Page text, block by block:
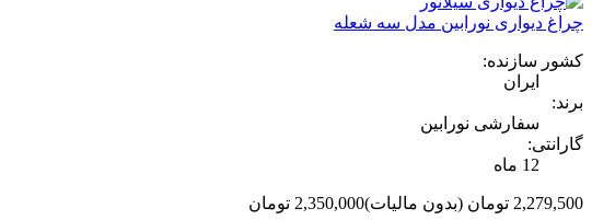
چراغ دیواری نورابین مدل سه شعله
کشور سازنده:
ایران
برند:
سفارشی نورابین
گارانتی:
12 ماه
2,279,500 تومان (بدون مالیات)2,350,000 تومان